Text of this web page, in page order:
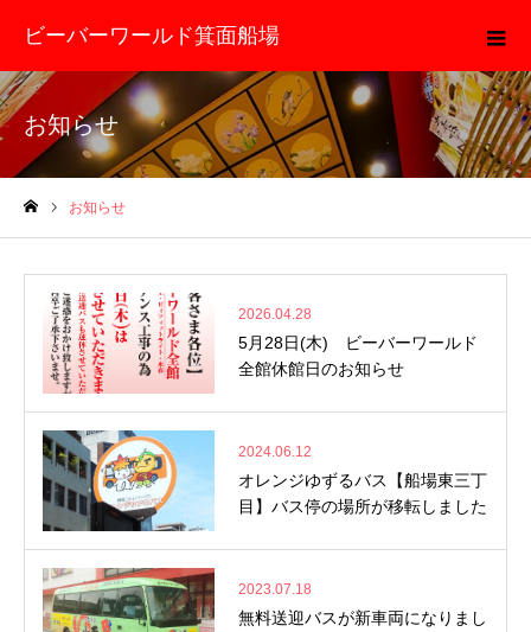
ビーバーワールド箕面船場
お知らせ
お知らせ
2026.04.28
5月28日(木) ビーバーワールド
全館休館日のお知らせ
2024.06.12
オレンジゆずるバス【船場東三丁
目】バス停の場所が移転しました
2023.07.18
無料送迎バスが新車両になりまし